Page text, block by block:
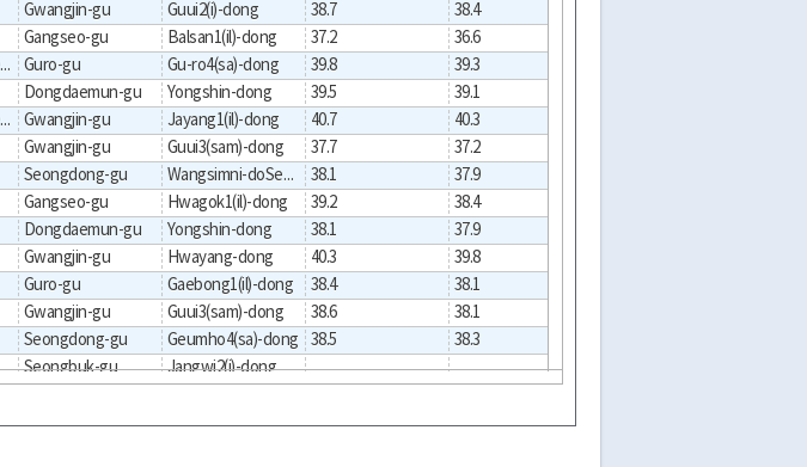
Gwangjin-gu Guui2(i)-dong 38.7 38.4
Gangseo-gu Balsan1(il)-dong 37.2 36.6
traditional_markets Guro-gu Gu-ro4(sa)-dong 39.8 39.3
Dongdaemun-gu Yongshin-dong 39.5 39.1
traditional_markets Gwangjin-gu Jayang1(il)-dong 40.7 40.3
Gwangjin-gu Guui3(sam)-dong 37.7 37.2
Seongdong-gu Wangsimni-doSeondong 38.1 37.9
Gangseo-gu Hwagok1(il)-dong 39.2 38.4
Dongdaemun-gu Yongshin-dong 38.1 37.9
Gwangjin-gu Hwayang-dong 40.3 39.8
Guro-gu Gaebong1(il)-dong 38.4 38.1
Gwangjin-gu Guui3(sam)-dong 38.6 38.1
Seongdong-gu Geumho4(sa)-dong 38.5 38.3
Seongbuk-gu
Jangwi2(i)-dong
Gangseo-gu Banghwa1(il)-dong 39.1 37.8